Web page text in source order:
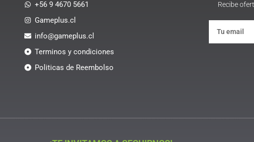
+56 9 4670 5661
Gameplus.cl
info@gameplus.cl
Terminos y condiciones
Politicas de Reembolso
Recibe